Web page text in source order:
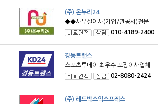
(주) 온누리24
◆◆사무실이사(기업/관공서)전문
010-4189-2400
경동트랜스
스포츠투데이 최우수 포장이사업체...
02-8080-2424
(주) 레드박스익스프레스